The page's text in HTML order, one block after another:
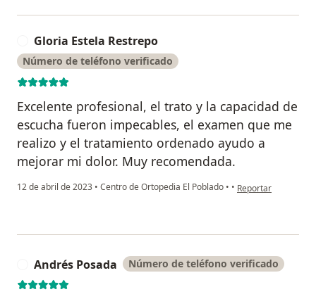
Gloria Estela Restrepo
Número de teléfono verificado
Excelente profesional, el trato y la capacidad de
escucha fueron impecables, el examen que me
realizo y el tratamiento ordenado ayudo a
mejorar mi dolor. Muy recomendada.
12 de abril de 2023 • Centro de Ortopedia El Poblado • • en opinión del
Reportar
Andrés Posada Número de teléfono verificado